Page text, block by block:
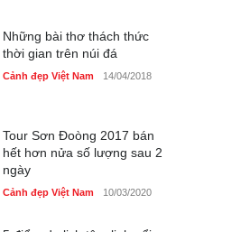
Những bài thơ thách thức
thời gian trên núi đá
Cảnh đẹp Việt Nam 14/04/2018
Tour Sơn Đoòng 2017 bán
hết hơn nửa số lượng sau 2
ngày
Cảnh đẹp Việt Nam 10/03/2020